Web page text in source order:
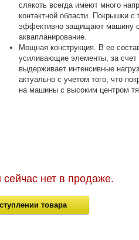
слякоть всегда имеют много
контактной области. Покрышки с
эффективно защищают машину
аквапланирование.
Мощная конструкция. В ее
усиливающие элементы, за счет
выдерживает интенсивные
актуально с учетом того, что
на машины с высоким центром
нет в продаже.
товара